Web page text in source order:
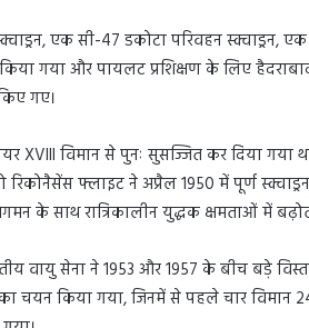
एक सी-47 डकोटा परिवहन स्क्वाड्रन,
गया और पायलट प्रशिक्षण के लिए
गए।
XVIII विमान से पुनः सुसज्जित कर दिया गया
फ्लाइट ने अप्रैल 1950 में पूर्ण
के साथ रात्रिकालीन युद्धक क्षमताओं में
वायु सेना ने 1953 और 1957 के बीच बड़े
चयन किया गया, जिनमें से पहले चार विमान